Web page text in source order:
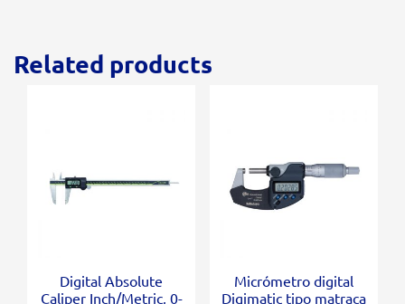
Related products
Digital Absolute
Caliper Inch/Metric, 0-
Micrómetro digital
Digimatic tipo matraca